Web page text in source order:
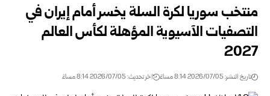
منتخب سوريا لكرة السلة يخسر أمام إيران في
التصفيات الآسيوية المؤهلة لكأس العالم
2027‏
تاريخ النشر: 2026/07/05 8:14 مساءً اخر تحديث: 2026/07/05 8:14 مساءً